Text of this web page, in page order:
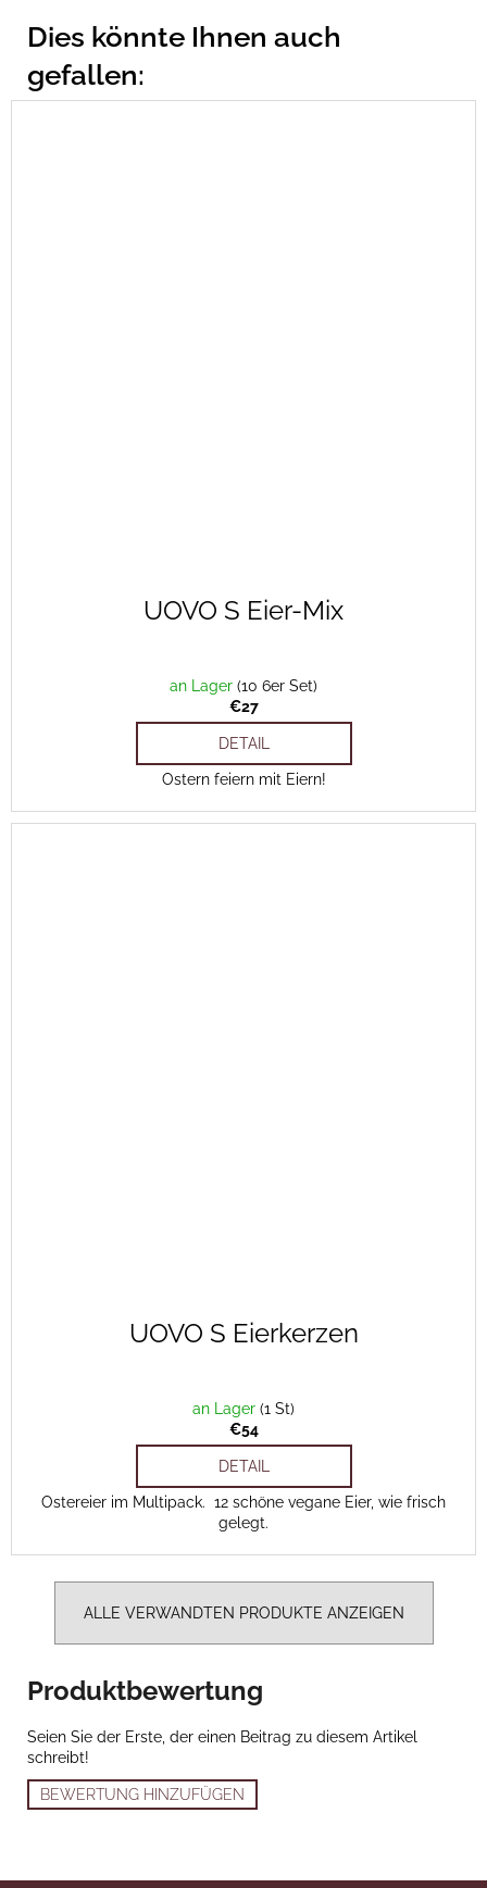
UOVO S Eier-Mix
an Lager (10 6er Set)
€27
DETAIL
Ostern feiern mit Eiern!
UOVO S Eierkerzen
an Lager (1 St)
€54
DETAIL
Ostereier im Multipack. 12 schöne vegane Eier, wie frisch
gelegt.
ALLE VERWANDTEN PRODUKTE ANZEIGEN
Produktbewertung
Seien Sie der Erste, der einen Beitrag zu diesem Artikel
schreibt!
BEWERTUNG HINZUFÜGEN